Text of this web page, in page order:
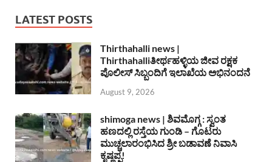
LATEST POSTS
Thirthahalli news |
Thirthahalliತೀರ್ಥಹಳ್ಳಿಯ ಜೀವ ರಕ್ಷಕ
ಪೊಲೀಸ್ ಸಿಬ್ಬಂದಿಗೆ ಇಲಾಖೆಯ ಅಭಿನಂದನೆ
August 9, 2026
shimoga news | ಶಿವಮೊಗ್ಗ : ಸ್ವಂತ
ಹಣದಲ್ಲಿ ರಸ್ತೆಯ ಗುಂಡಿ – ಗೊಟರು
ಮುಚ್ಚಲಾರಂಭಿಸಿದ ಶ್ರೀ ಬಡಾವಣೆ ನಿವಾಸಿ
ಕೃಷ್ಣಪ್ಪ!